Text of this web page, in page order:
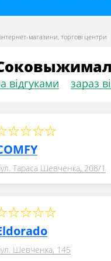
інтернет-магазини, торгові центри
відгуками зараз
Тараса Шевченка, 208/1
Шевченка, 145